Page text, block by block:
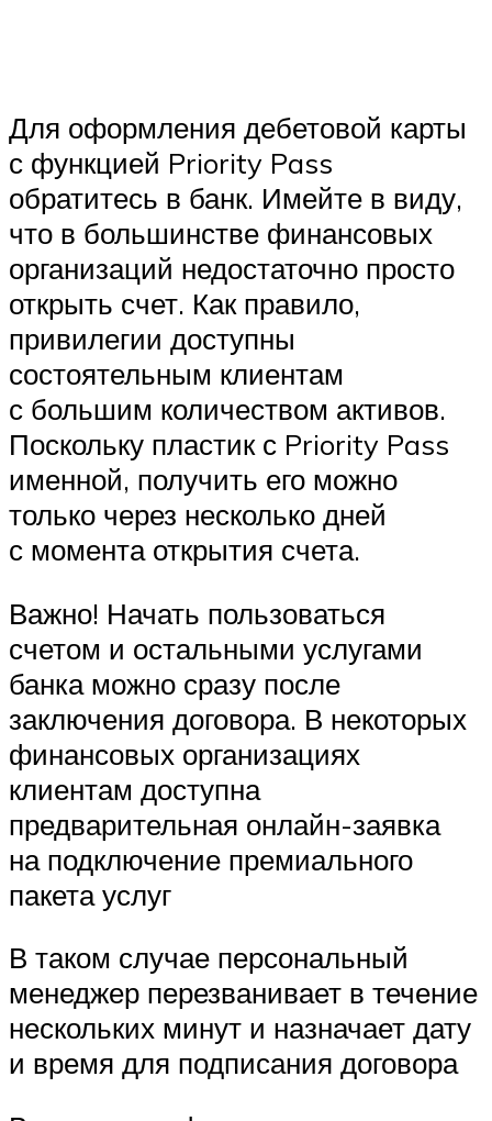
Для оформления дебетовой карты
с функцией Priority Pass
обратитесь в банк. Имейте в виду,
что в большинстве финансовых
организаций недостаточно просто
открыть счет. Как правило,
привилегии доступны
состоятельным клиентам
с большим количеством активов.
Поскольку пластик с Priority Pass
именной, получить его можно
только через несколько дней
с момента открытия счета.
Важно! Начать пользоваться
счетом и остальными услугами
банка можно сразу после
заключения договора. В некоторых
финансовых организациях
клиентам доступна
предварительная онлайн-заявка
на подключение премиального
пакета услуг
В таком случае персональный
менеджер перезванивает в течение
нескольких минут и назначает дату
и время для подписания договора